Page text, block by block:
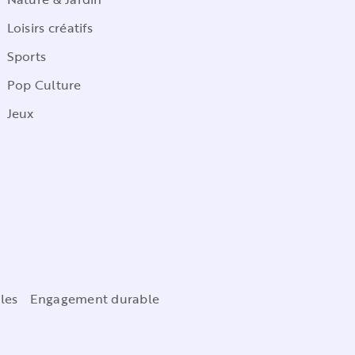
Loisirs créatifs
Sports
Pop Culture
Jeux
Engagement durable